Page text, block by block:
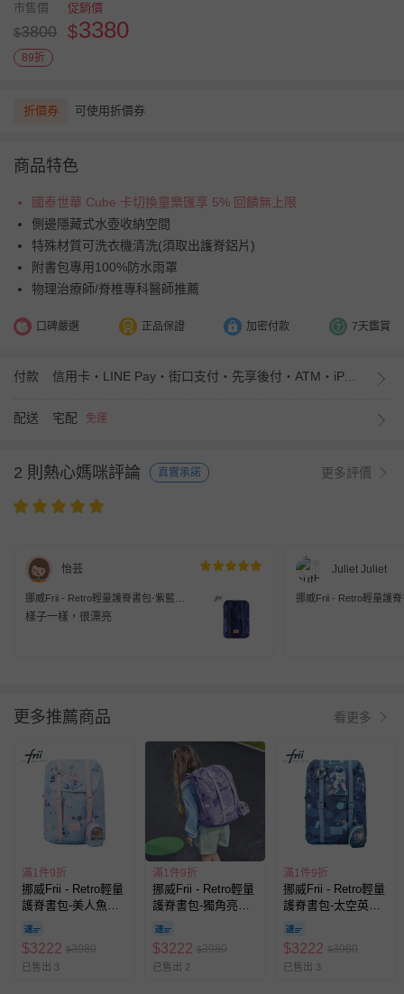
市售價
$3800
促銷價
$3380
89折
折價券 可使用折價券
商品特色
國泰世華 Cube 卡切換童樂匯享 5% 回饋無上限
側邊隱藏式水壺收納空間
特殊材質可洗衣機清洗(須取出護脊鋁片)
附書包專用100%防水雨罩
物理治療師/脊椎專科醫師推薦
口碑嚴選 正品保證 加密付款 7天鑑賞
付款 信用卡・LINE Pay・街口支付・先享後付・ATM・iPASS MONEY
配送 宅配 免運
2 則熱心媽咪評論 真實承諾 更多評價
怡芸
挪威Frii - Retro輕量護脊書包-紫藍
(30L)
樣子一樣，很漂亮
Juliet Juliet
挪威Frii - Retro輕量護
更多推薦商品 看更多
滿1件9折
挪威Frii - Retro輕量
護脊書包-美人魚
(22L)
$3222 $3980
已售出 3
滿1件9折
挪威Frii - Retro輕量
護脊書包-獨角亮紫
(22L)
$3222 $3980
已售出 2
滿1件9折
挪威Frii - Retro輕量
護脊書包-太空英雄
(22L)
$3222 $3980
已售出 3